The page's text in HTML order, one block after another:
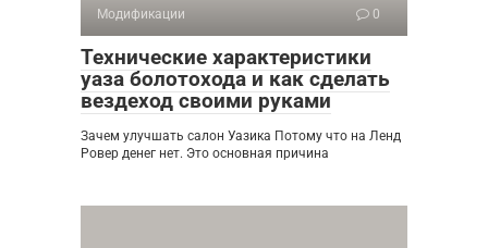
Модификации 0
Технические характеристики
уаза болотохода и как сделать
вездеход своими руками
Зачем улучшать салон Уазика Потому что на Ленд
Ровер денег нет. Это основная причина